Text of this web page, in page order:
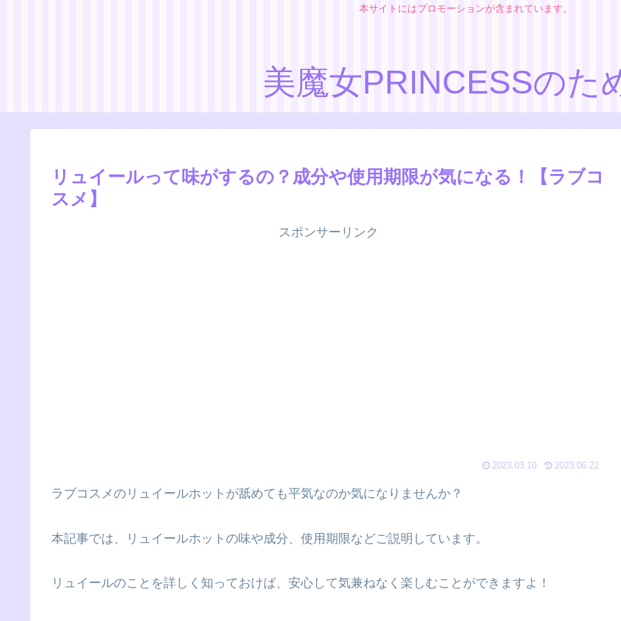
本サイトにはプロモーションが含まれています。
美魔女PRINCESSのた
リュイールって味がするの？成分や使用期限が気になる！【ラブコ
スメ】
スポンサーリンク
2023.03.10 2023.06.22
ラブコスメのリュイールホットが舐めても平気なのか気になりませんか？
本記事では、リュイールホットの味や成分、使用期限などご説明しています。
リュイールのことを詳しく知っておけば、安心して気兼ねなく楽しむことができますよ！